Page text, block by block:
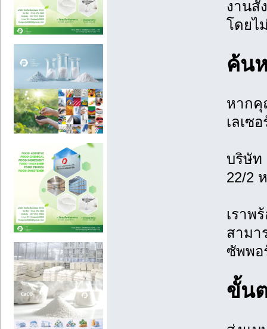
งานสั่
โดยไ
ค้น
หากคุ
เลเซ
บริษัท
22/2
เราพ
สามา
ซัพพอ
ขั้น